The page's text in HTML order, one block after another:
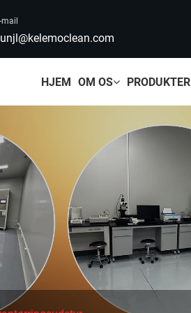
mail
HJEM OM OS PRODUKTER